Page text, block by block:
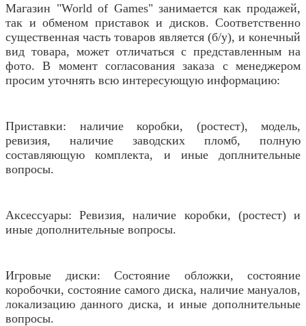
Магазин "World of Games" занимается как продажей,
так и обменом приставок и дисков. Соответственно
существенная часть товаров является (б/у), и конечный
вид товара, может отличаться с представленным на
фото. В момент согласования заказа с менеджером
просим уточнять всю интересующую информацию:
Приставки: наличие коробки, (ростест), модель,
ревизия, наличие заводских пломб, полную
составляющую комплекта, и иные доплнительные
вопросы.
Аксессуары: Ревизия, наличие коробки, (ростест) и
иные дополнительные вопросы.
Игровые диски: Состояние обложки, состояние
коробочки, состояние самого диска, наличие мануалов,
локализацию данного диска, и иные дополнительные
вопросы.